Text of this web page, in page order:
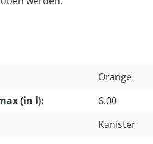
Orange
(in l):
6.00
Kanister